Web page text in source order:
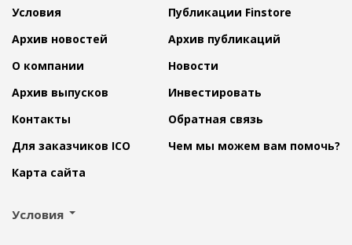
Условия
Публикации Finstore
Архив новостей
Архив публикаций
О компании
Новости
Архив выпусков
Инвестировать
Контакты
Обратная связь
Для заказчиков ICO
Чем мы можем вам помочь?
Карта сайта
Условия